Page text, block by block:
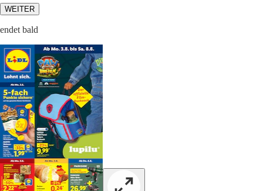
WEITER
endet bald